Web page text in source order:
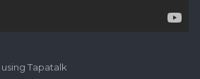
Tapatalk